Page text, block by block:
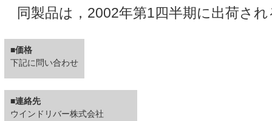
同製品は，2002年第1四半期に出荷され
■価格
下記に問い合わせ
■連絡先
ウインドリバー株式会社